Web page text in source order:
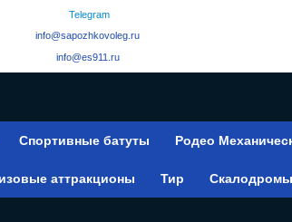
Telegram
info@sapozhkovoleg.ru
info@es911.ru
Спортивные батуты Родео
аттракционы Тир Скалодромы